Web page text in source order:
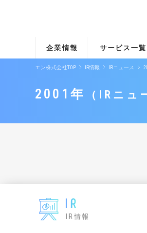
企業情報 サービス一覧
エン株式会社TOP IR情報 IRニュース
2001年 IRニュ
IR情報